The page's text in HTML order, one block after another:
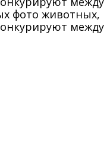
фото животных,
между